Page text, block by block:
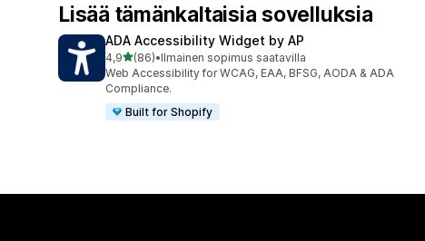
Lisää tämänkaltaisia sovelluksia
ADA Accessibility Widget by AP
4,9/ 5 tähteä
(86)
86 arvostelua yhteensä
•Ilmainen sopimus saatavilla
Web Accessibility for WCAG, EAA, BFSG, AODA & ADA
Compliance.
Built for Shopify